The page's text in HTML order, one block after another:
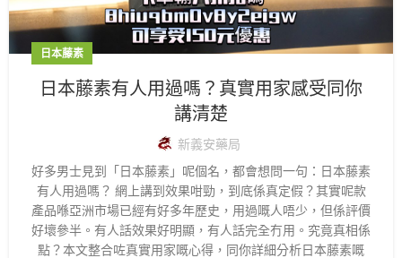
日本藤素
日本藤素有人用過嗎？真實用家感受同你
講清楚
新義安藥局
好多男士見到「日本藤素」呢個名，都會想問一句：日本藤素
有人用過嗎？ 網上講到效果咁勁，到底係真定假？其實呢款
產品喺亞洲市場已經有好多年歷史，用過嘅人唔少，但係評價
好壞參半。有人話效果好明顯，有人話完全冇用。究竟真相係
點？本文整合咗真實用家嘅心得，同你詳細分析日本藤素嘅